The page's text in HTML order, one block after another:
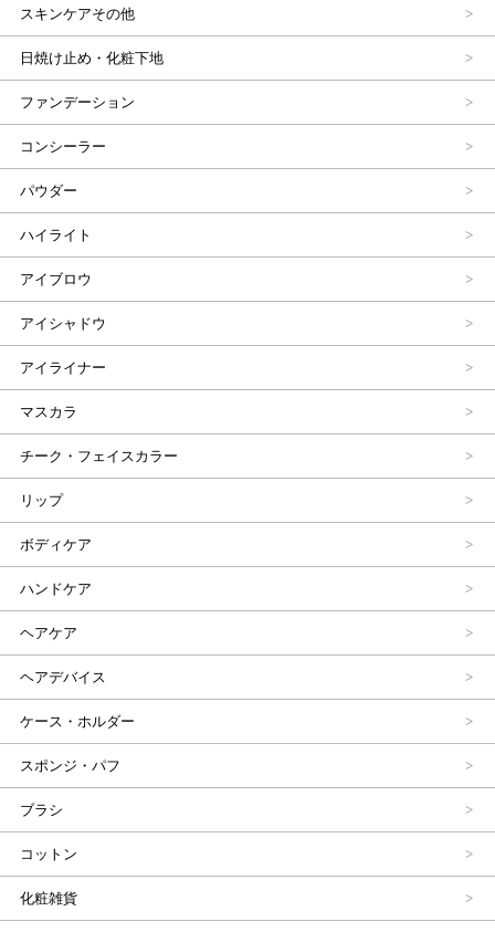
スキンケアその他
日焼け止め・化粧下地
ファンデーション
コンシーラー
パウダー
ハイライト
アイブロウ
アイシャドウ
アイライナー
マスカラ
チーク・フェイスカラー
リップ
ボディケア
ハンドケア
ヘアケア
ヘアデバイス
ケース・ホルダー
スポンジ・パフ
ブラシ
コットン
化粧雑貨